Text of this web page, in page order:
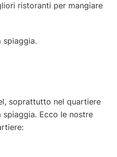
ristoranti per mangiare
soprattutto nel quartiere
Ecco le nostre